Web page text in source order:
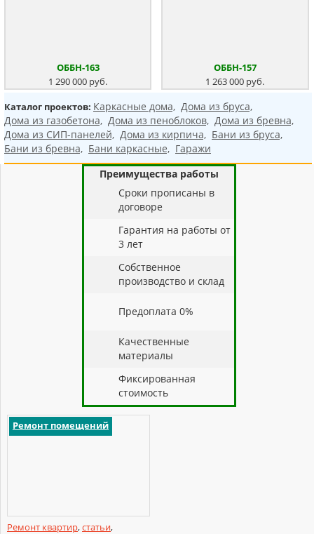
ОББН-163
1 290 000 руб.
ОББН-157
1 263 000 руб.
Каталог проектов: Каркасные дома, Дома из бруса,
Дома из газобетона, Дома из пеноблоков, Дома из бревна,
Дома из СИП-панелей, Дома из кирпича, Бани из бруса,
Бани из бревна, Бани каркасные, Гаражи
Преимущества работы
Cроки прописаны в
договоре
Гарантия на работы от
3 лет
Собственное
производство и склад
Предоплата 0%
Качественные
материалы
Фиксированная
стоимость
Ремонт помещений
Ремонт квартир,статьи,